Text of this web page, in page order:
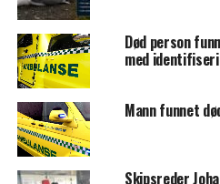
Død person
med
Mann funnet
Skipsreder